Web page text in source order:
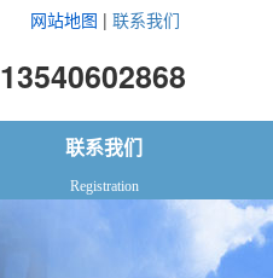
网站地图 | 联系我们
13540602868
联系我们
Registration